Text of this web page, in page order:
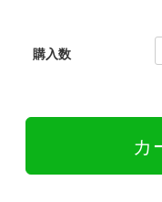
購入数